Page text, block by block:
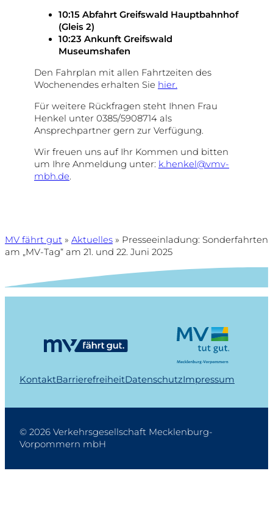
10:15 Abfahrt Greifswald Hauptbahnhof
(Gleis 2)
10:23 Ankunft Greifswald
Museumshafen
Den Fahrplan mit allen Fahrtzeiten des
Wochenendes erhalten Sie hier.
Für weitere Rückfragen steht Ihnen Frau
Henkel unter 0385/5908714 als
Ansprechpartner gern zur Verfügung.
Wir freuen uns auf Ihr Kommen und bitten
um Ihre Anmeldung unter: k.henkel@vmv-
mbh.de.
MV fährt gut » Aktuelles » Presseeinladung: Sonderfahrten
am „MV-Tag“ am 21. und 22. Juni 2025
KontaktBarrierefreiheitDatenschutzImpressum
© 2026 Verkehrsgesellschaft Mecklenburg-
Vorpommern mbH